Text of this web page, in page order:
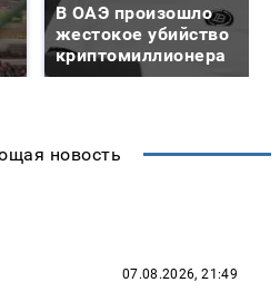
В ОАЭ произошло
жестокое убийство
криптомиллионера
новость
07.08.2026, 21:49